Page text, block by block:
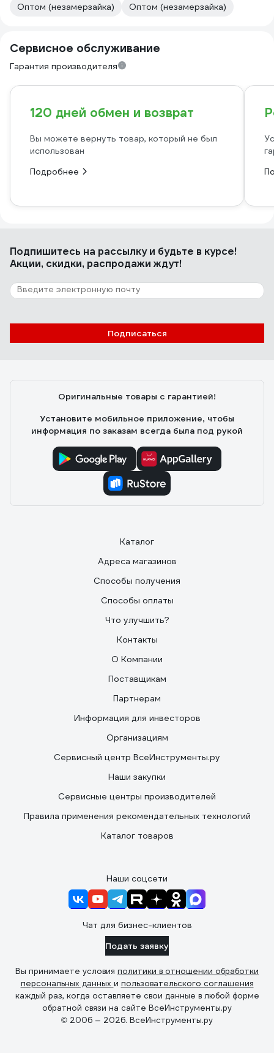
Оптом (незамерзайка)
Оптом (незамерзайка)
Сервисное обслуживание
Гарантия производителя
120 дней обмен и возврат
Вы можете вернуть товар, который не был
использован
Подробнее
Подпишитесь на рассылкуи будьте в курсе!
Акции, скидки, распродажи ждут!
Подписаться
Оригинальные товары с гарантией!
Установите мобильное приложение, чтобы
информация по заказам всегда была под рукой
Каталог
Адреса магазинов
Способы получения
Способы оплаты
Что улучшить?
Контакты
О Компании
Поставщикам
Партнерам
Информация для инвесторов
Организациям
Сервисный центр ВсеИнструменты.ру
Наши закупки
Сервисные центры производителей
Правила применения рекомендательных технологий
Каталог товаров
Наши соцсети
Чат для бизнес-клиентов
Подать заявку
Вы принимаете условия политики в отношении обработки
персональных данных и пользовательского соглашения
каждый раз, когда оставляете свои данные в любой форме
обратной связи на сайте ВсеИнструменты.ру
© 2006 — 2026. ВсеИнструменты.ру